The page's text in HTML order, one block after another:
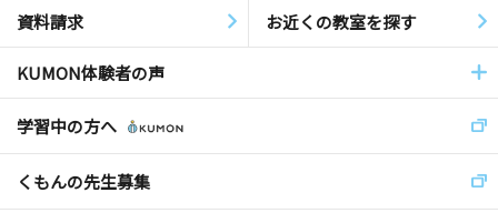
資料請求 お近くの教室を探す
KUMON体験者の声
学習中の方へ
くもんの先生募集